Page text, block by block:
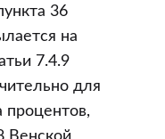
36
на
7.4.9
для
процентов,